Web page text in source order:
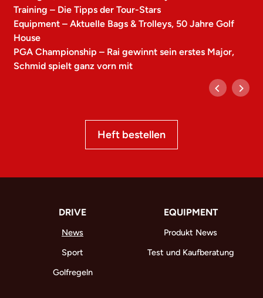
Training – Die Tipps der Tour-Stars
Equipment – Aktuelle Bags & Trolleys, 50 Jahre Golf
House
PGA Championship – Rai gewinnt sein erstes Major,
Schmid spielt ganz vorn mit
Heft bestellen
DRIVE
News
Sport
Golfregeln
EQUIPMENT
Produkt News
Test und Kaufberatung